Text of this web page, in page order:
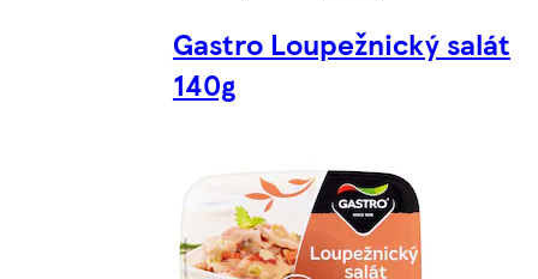
Gastro Loupežnický salát
140g